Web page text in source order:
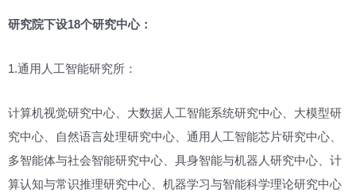
研究院下设18个研究中心：
1.通用人工智能研究所：
计算机视觉研究中心、大数据人工智能系统研究中心、大模型研
究中心、自然语言处理研究中心、通用人工智能芯片研究中心、
多智能体与社会智能研究中心、具身智能与机器人研究中心、计
算认知与常识推理研究中心、机器学习与智能科学理论研究中心